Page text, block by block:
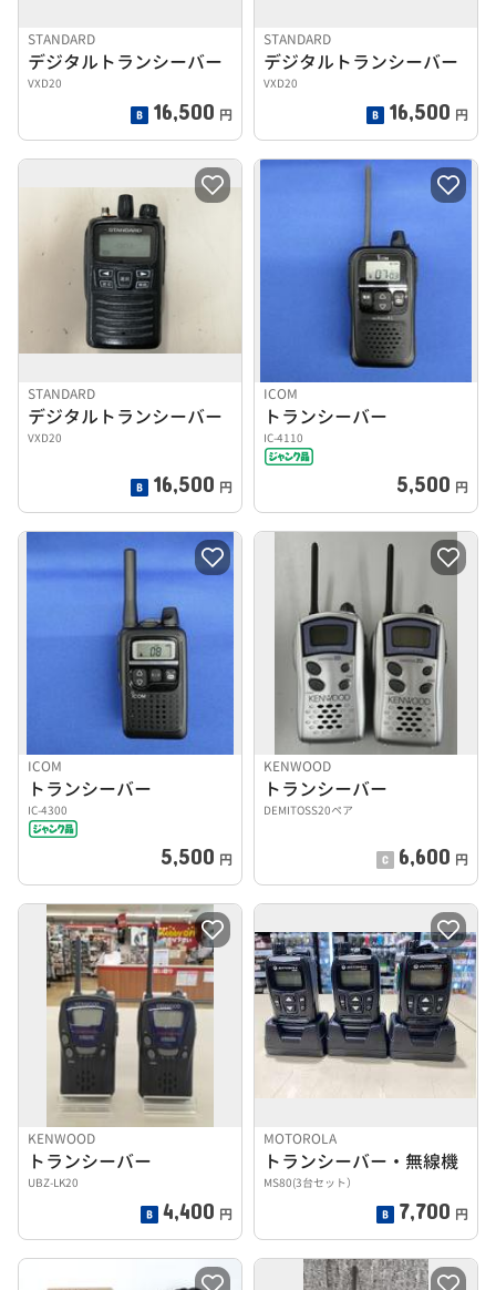
STANDARD
デジタルトランシーバー
VXD20
16,500 円
STANDARD
デジタルトランシーバー
VXD20
16,500 円
STANDARD
デジタルトランシーバー
VXD20
16,500 円
ICOM
トランシーバー
IC-4110
5,500 円
ICOM
トランシーバー
IC-4300
5,500 円
KENWOOD
トランシーバー
DEMITOSS20ペア
6,600 円
KENWOOD
トランシーバー
UBZ-LK20
4,400 円
MOTOROLA
トランシーバー・無線機
MS80(3台セット）
7,700 円